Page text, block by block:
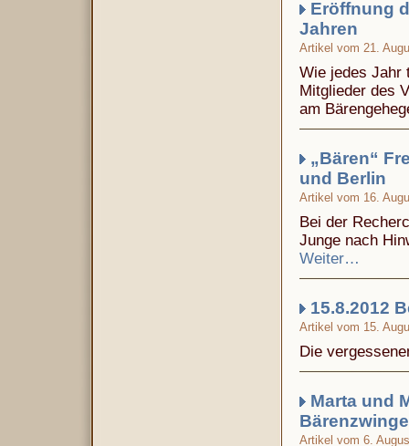
Eröffnung
Jahren
Artikel vom 21.
Wie jedes Jahr
Mitglieder des
am
„Bären“
und Berlin
Artikel vom 16.
Bei der
Junge nach
Weiter…
15.8.2012
Artikel vom 15.
Die
Marta und
Artikel vom 6.